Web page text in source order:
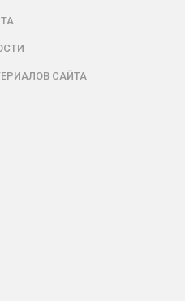
САЙТА